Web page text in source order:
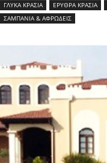
ΓΛΥΚΑ ΚΡΑΣΙΑ ΕΡΥΘΡΑ ΚΡΑΣΙΑ
ΣΑΜΠΑΝΙΑ & ΑΦΡΩΔΕΙΣ